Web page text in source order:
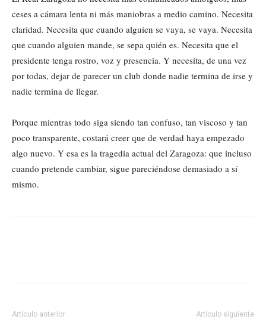
ceses a cámara lenta ni más maniobras a medio camino. Necesita
claridad. Necesita que cuando alguien se vaya, se vaya. Necesita
que cuando alguien mande, se sepa quién es. Necesita que el
presidente tenga rostro, voz y presencia. Y necesita, de una vez
por todas, dejar de parecer un club donde nadie termina de irse y
nadie termina de llegar.
Porque mientras todo siga siendo tan confuso, tan viscoso y tan
poco transparente, costará creer que de verdad haya empezado
algo nuevo. Y esa es la tragedia actual del Zaragoza: que incluso
cuando pretende cambiar, sigue pareciéndose demasiado a sí
mismo.
Artículo anterior Artículo siguiente